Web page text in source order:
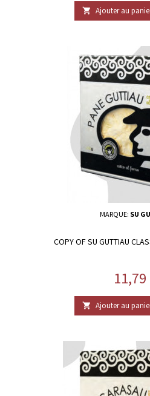
 Ajouter au
MARQUE: SU
COPY OF SU GUTTIAU
Prix
 Ajouter au